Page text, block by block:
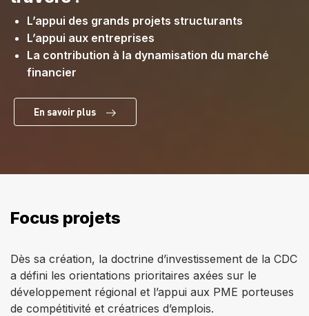
L’appui des grands projets structurants
L’appui aux entreprises
La contribution à la dynamisation du marché
financier
En savoir plus
Focus projets
Dès sa création, la doctrine d’investissement de la CDC
a défini les orientations prioritaires axées sur le
développement régional et l’appui aux PME porteuses
de compétitivité et créatrices d’emplois.